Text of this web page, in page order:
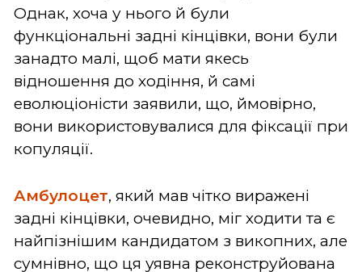
Однак, хоча у нього й були
функціональні задні кінцівки, вони були
занадто малі, щоб мати якесь
відношення до ходіння, й самі
еволюціоністи заявили, що, ймовірно,
вони використовувалися для фіксації при
копуляції.
Амбулоцет, який мав чітко виражені
задні кінцівки, очевидно, міг ходити та є
найпізнішим кандидатом з викопних, але
сумнівно, що ця уявна реконструйована